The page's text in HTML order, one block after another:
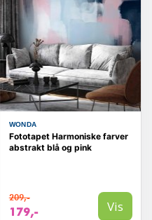
WONDA
Fototapet Harmoniske farver
abstrakt blå og pink
209,-
179,- Vis